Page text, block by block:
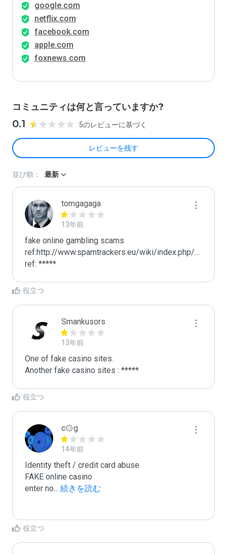
google.com
netflix.com
facebook.com
apple.com
foxnews.com
コミュニティは何と言っていますか?
0.1 5のレビューに基づく
レビューを残す
並び順： 最新
tomgagaga
13年前
fake online gambling scams
ref:http://www.spamtrackers.eu/wiki/index.php/
ref: *****
役立つ
Smankusors
13年前
One of fake casino sites.
Another fake casino sites : *****
役立つ
c۞g
14年前
Identity theft / credit card abuse
FAKE online casino
enter no... 続きを読む
役立つ